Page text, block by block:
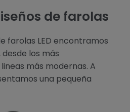
de farolas
farolas LED encontramos
los más
más modernas. A
una pequeña